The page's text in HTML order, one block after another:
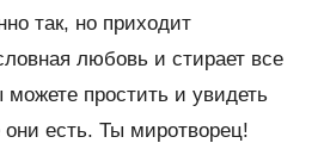
так, но приходит
любовь и стирает все
простить и увидеть
есть. Ты миротворец!